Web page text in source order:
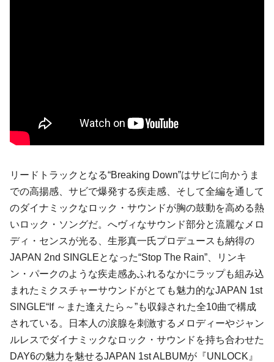
リードトラックとなる“Breaking Down”はサビに向かうま
での高揚感、サビで爆発する疾走感、そして全編を通して
のダイナミックなロック・サウンドが胸の鼓動を高める熱
いロック・ソングだ。へヴィなサウンド部分と流麗なメロ
ディ・センスが光る、生形真一氏プロデュースも納得の
JAPAN 2nd SINGLEとなった“Stop The Rain”、リンキ
ン・パークのような疾走感あふれるなかにラップも組み込
まれたミクスチャーサウンドがとても魅力的なJAPAN 1st
SINGLE“If ～また逢えたら～”も収録された全10曲で構成
されている。日本人の涙腺を刺激するメロディーやジャン
ルレスでダイナミックなロック・サウンドを持ち合わせた
DAY6の魅力を魅せるJAPAN 1st ALBUMが『UNLOCK』